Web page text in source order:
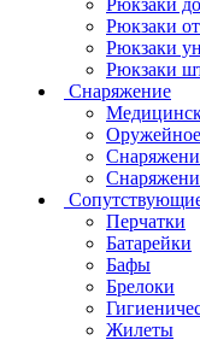
Рюкзаки
Рюкзаки
Рюкзаки
Рюкзаки
Снаряжение
Перчатки
Батарейки
Бафы
Брелоки
Жилеты